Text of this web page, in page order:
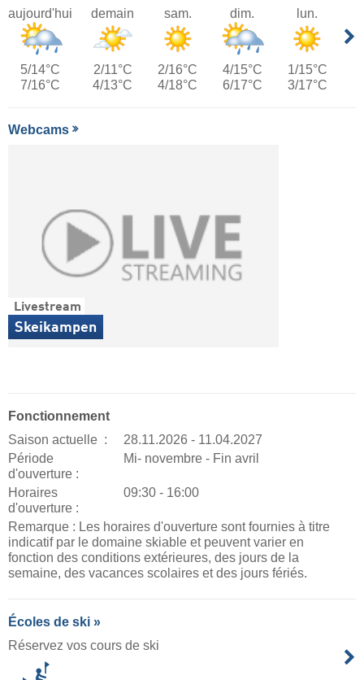
aujourd'hui
5/14°C
7/16°C
demain
2/11°C
4/13°C
sam.
2/16°C
4/18°C
dim.
4/15°C
6/17°C
lun.
1/15°C
3/17°C
Webcams
Livestream
Skeikampen
Fonctionnement
Saison actuelle :
28.11.2026 - 11.04.2027
Période
d'ouverture :
Mi- novembre - Fin avril
Horaires
d'ouverture :
09:30 - 16:00
Remarque : Les horaires d'ouverture sont fournies à titre
indicatif par le domaine skiable et peuvent varier en
fonction des conditions extérieures, des jours de la
semaine, des vacances scolaires et des jours fériés.
Écoles de ski »
Réservez vos cours de ski